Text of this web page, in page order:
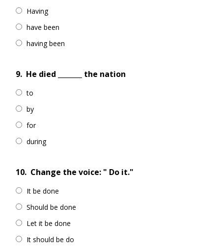
Having
have been
having been
9. He died _______ the nation
to
by
for
during
10. Change the voice: " Do it."
It be done
Should be done
Let it be done
It should be do